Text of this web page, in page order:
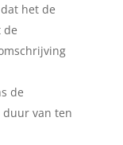
het de
de
de
duur van ten